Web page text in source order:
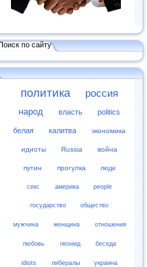
по сайту
политика россия
народ власть politics
белая калитва экономика
идиоты Russia война
путин прогулка люди
секс америка people
государство общество
мужчина женщина отношения
любовь леонид беседа
idiots либералы украина